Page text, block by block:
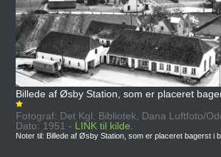
Billede af Øsby Station, som er placeret
Fotograf: Det Kgl. Bibliotek, Dana Luftfoto/
Dato: 1951 - LINK til kilde.
Noter til: Billede af Øsby Station, som er placeret bagerst i